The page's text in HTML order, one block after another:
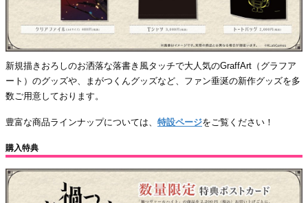
新規描きおろしのお洒落な落書き風タッチで大人気のGraffArt（グラフア
ート）のグッズや、まがつくんグッズなど、ファン垂涎の新作グッズを多
数ご用意しております。
豊富な商品ラインナップについては、 特設ページをご覧ください！
購入特典